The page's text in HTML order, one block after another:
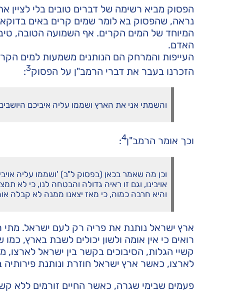
הפסוק מביא רשימה של דברים טובים בלי
נראה, שהפסוק בא לומר שמים קרים באים בדוקא
המיוחד של המים הקרים. אף השמועה הטובה,
האדם.
העייפות והמרחק הם הנותנים משמעות למים
הזכרנו בעבר את דברי הרמב"ן על הפסוק3
:
והשמתי אני את הארץ ושממו עליה איביכם
וכך אומר הרמב"ן4
:
וכן מה שאמר בכאן (בפסוק ל"ב) 'ושממו עליה
אויבינו, וגם זו ראיה גדולה והבטחה לנו, כי
והיא חרבה כמוה, כי מאז יצאנו ממנה לא קבלה
ארץ ישראל נותנת את פריה רק לעם ישראל.
רואים כי אין אומה ולשון יכולים לשבת בארץ,
קשיי הגלות, הסיבוכים בקשר בין ישראל
לארצו, כאשר ארץ ישראל חוזרת ונותנת פירותיה
פעמים שבימי שגרה, כאשר החיים זורמים ללא